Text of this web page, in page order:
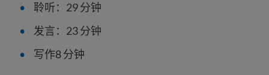
聆听：29 分钟
发言：23 分钟
写作8 分钟